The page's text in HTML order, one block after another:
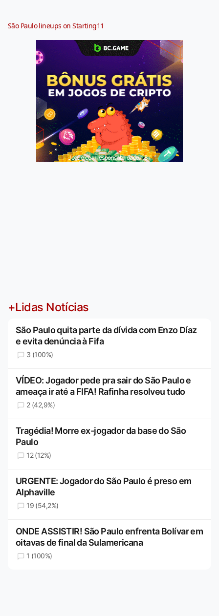
São Paulo lineups on Starting11
Jogue com responsabilidade. 18+
+Lidas Notícias
São Paulo quita parte da dívida com Enzo Díaz
e evita denúncia à Fifa
3 (100%)
VÍDEO: Jogador pede pra sair do São Paulo e
ameaça ir até a FIFA! Rafinha resolveu tudo
2 (42,9%)
Tragédia! Morre ex-jogador da base do São
Paulo
12 (12%)
URGENTE: Jogador do São Paulo é preso em
Alphaville
19 (54,2%)
ONDE ASSISTIR! São Paulo enfrenta Bolívar em
oitavas de final da Sulamericana
1 (100%)